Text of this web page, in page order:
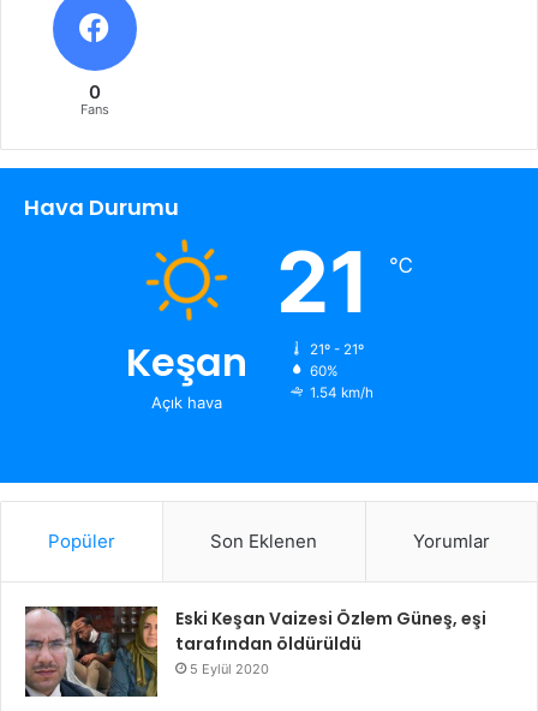
0
Fans
Hava Durumu
Keşan
Açık hava
21 ℃
21º - 21º
60%
1.54 km/h
Popüler Son Eklenen Yorumlar
Eski Keşan Vaizesi Özlem Güneş, eşi
tarafından öldürüldü
5 Eylül 2020